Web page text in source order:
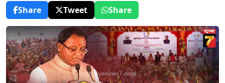
Share
Tweet Share